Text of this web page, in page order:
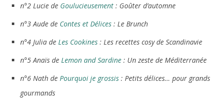
n°2 Lucie de Goulucieusement : Goûter d’automne
n°3 Aude de Contes et Délices : Le Brunch
n°4 Julia de Les Cookines : Les recettes cosy de Scandinavie
n°5 Anaïs de Lemon and Sardine : Un zeste de Méditerranée
n°6 Nath de Pourquoi je grossis : Petits délices… pour grands
gourmands